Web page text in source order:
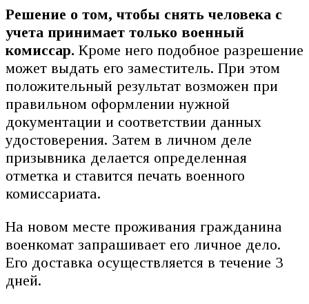
Решение о том, чтобы снять человека с
учета принимает только военный
комиссар. Кроме него подобное разрешение
может выдать его заместитель. При этом
положительный результат возможен при
правильном оформлении нужной
документации и соответствии данных
удостоверения. Затем в личном деле
призывника делается определенная
отметка и ставится печать военного
комиссариата.
На новом месте проживания гражданина
военкомат запрашивает его личное дело.
Его доставка осуществляется в течение 3
дней.